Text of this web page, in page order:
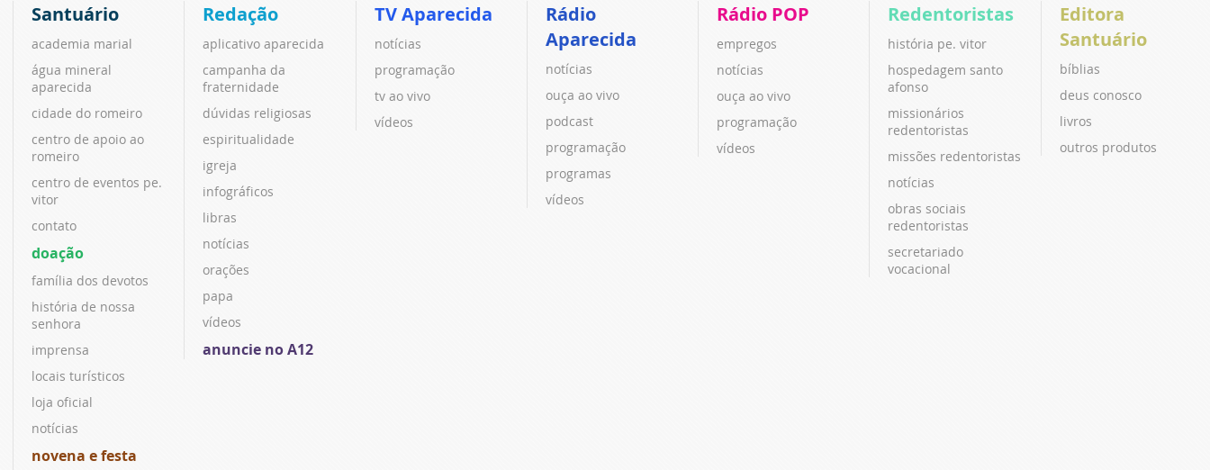
Santuário
academia marial
água mineral
aparecida
cidade do romeiro
centro de apoio ao
romeiro
centro de eventos pe.
vitor
contato
doação
família dos devotos
história de nossa
senhora
imprensa
locais turísticos
loja oficial
notícias
novena e festa
Redação
aplicativo aparecida
campanha da
fraternidade
dúvidas religiosas
espiritualidade
igreja
infográficos
libras
notícias
orações
papa
vídeos
anuncie no A12
TV Aparecida
notícias
programação
tv ao vivo
vídeos
Rádio
Aparecida
notícias
ouça ao vivo
podcast
programação
programas
vídeos
Rádio POP
empregos
notícias
ouça ao vivo
programação
vídeos
Redentoristas
história pe. vitor
hospedagem santo
afonso
missionários
redentoristas
missões redentoristas
notícias
obras sociais
redentoristas
secretariado
vocacional
Editora
Santuário
bíblias
deus conosco
livros
outros produtos